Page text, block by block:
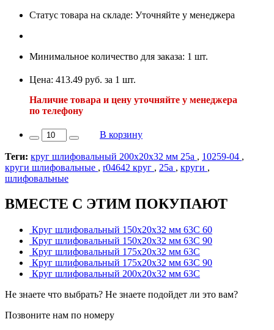
Статус товара на складе: Уточняйте у менеджера
Минимальное количество для заказа: 1 шт.
Цена: 413.49 руб. за 1 шт.
Наличие товара и цену уточняйте у менеджера
по телефону
В корзину
Теги: круг шлифовальный 200х20х32 мм 25а , 10259-04 ,
круги шлифовальные , r04642 круг , 25а , круги ,
шлифовальные
ВМЕСТЕ С ЭТИМ ПОКУПАЮТ
Круг шлифовальный 150х20х32 мм 63С 60
Круг шлифовальный 150х20х32 мм 63С 90
Круг шлифовальный 175х20х32 мм 63С
Круг шлифовальный 175х20х32 мм 63С 90
Круг шлифовальный 200х20х32 мм 63С
Не знаете что выбрать? Не знаете подойдет ли это вам?
Позвоните нам по номеру